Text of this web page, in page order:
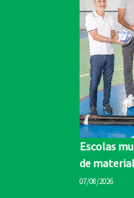
Escolas
de
07/08/2026